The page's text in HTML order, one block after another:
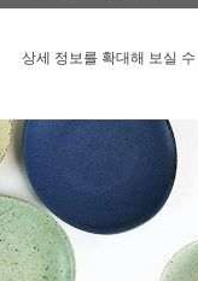
상세 정보를 확대해 보실